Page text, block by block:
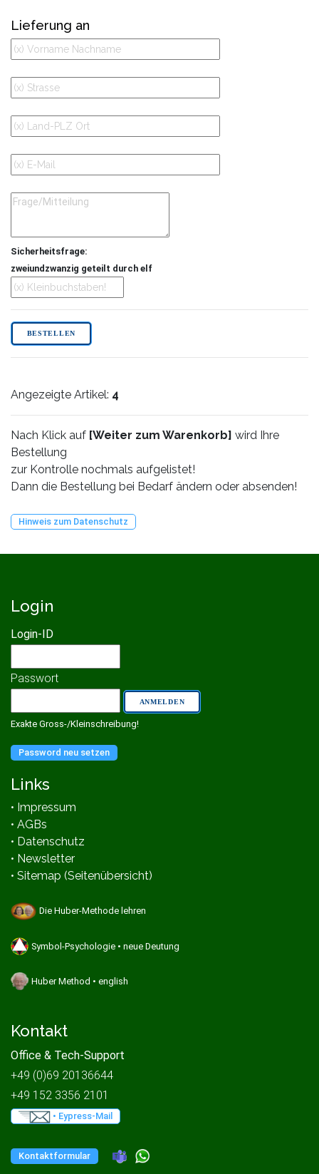
Lieferung an
Sicherheitsfrage:
zweiundzwanzig geteilt durch elf
Angezeigte Artikel: 4
Nach Klick auf [Weiter zum Warenkorb] wird Ihre
Bestellung
zur Kontrolle nochmals aufgelistet!
Dann die Bestellung bei Bedarf ändern oder absenden!
Hinweis zum Datenschutz
Login
Login-ID
Passwort
Exakte Gross-/Kleinschreibung!
Password neu setzen
Links
• Impressum
• AGBs
• Datenschutz
• Newsletter
• Sitemap (Seitenübersicht)
Die Huber-Methode lehren
Symbol-Psychologie • neue Deutung
Huber Method • english
Kontakt
Office & Tech-Support
+49 (0)69 20136644
+49 152 3356 2101
• Eypress-Mail
Kontaktformular